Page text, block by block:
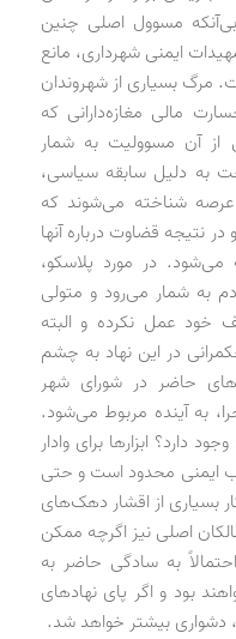
مسوول اصلی چنین
ایمنی شهرداری، مانع
مرگ بسیاری از شهروندان
مالی مغازه‌دارانی که
از آن مسوولیت به شمار
به دلیل سابقه سیاسی،
عرصه شناخته می‌شوند که
نتیجه قضاوت درباره آنها
در مورد پلاسکو،
به شمار می‌رود و متولی
خود عمل نکرده و البته
در این نهاد به چشم
حاضر در شورای شهر
به آینده مربوط می‌شود.
دارد؟ ابزارها برای وادار
ایمنی محدود است و حتی
بسیاری از اقشار دهک‌های
اصلی نیز اگرچه ممکن
به سادگی حاضر به
بود و اگر پای نهادهای
دشواری بیشتر خواهد شد.